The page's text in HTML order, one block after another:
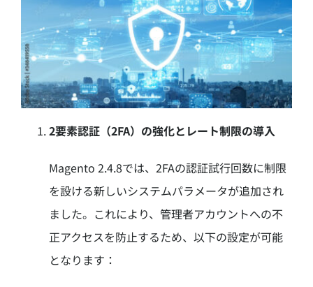
2要素認証（2FA）の強化とレート制限の導入
Magento 2.4.8では、2FAの認証試行回数に制限
を設ける新しいシステムパラメータが追加され
ました。 これにより、管理者アカウントへの不
正アクセスを防止するため、以下の設定が可能
となります：